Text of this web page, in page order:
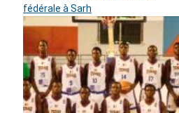
fédérale à Sarh